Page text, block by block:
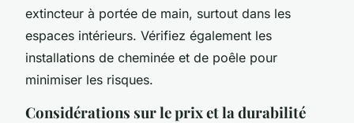
extincteur à portée de main, surtout dans les
espaces intérieurs. Vérifiez également les
installations de cheminée et de poêle pour
minimiser les risques.
Considérations sur le prix et la durabilité